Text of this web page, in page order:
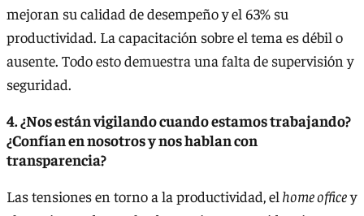
mejoran su calidad de desempeño y el 63% su
productividad. La capacitación sobre el tema es débil o
ausente. Todo esto demuestra una falta de supervisión y
seguridad.
4. ¿Nos están vigilando cuando estamos trabajando?
¿Confían en nosotros y nos hablan con
transparencia?
Las tensiones en torno a la productividad, el home officey